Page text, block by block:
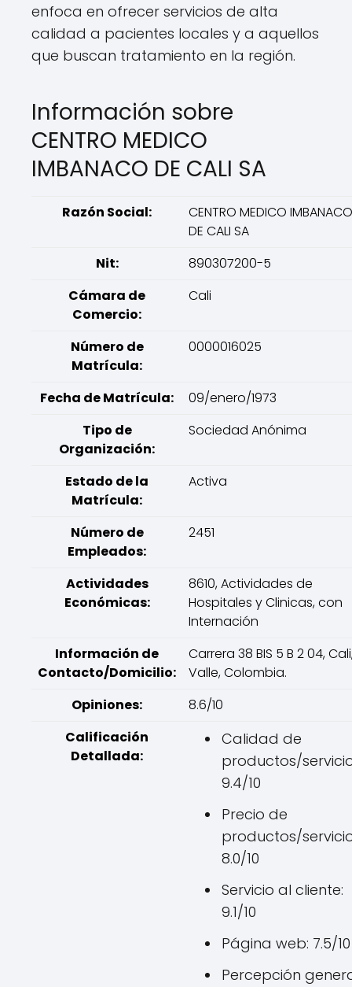
enfoca en ofrecer servicios de alta
calidad a pacientes locales y a aquellos
que buscan tratamiento en la región.
Información sobre
CENTRO MEDICO
IMBANACO DE CALI SA
Razón Social:
CENTRO MEDICO IMBANACO
DE CALI SA
Nit:
890307200-5
Cámara de
Comercio:
Cali
Número de
Matrícula:
0000016025
Fecha de Matrícula:
09/enero/1973
Tipo de
Organización:
Sociedad Anónima
Estado de la
Matrícula:
Activa
Número de
Empleados:
2451
Actividades
Económicas:
8610, Actividades de
Hospitales y Clinicas, con
Internación
Información de
Contacto/Domicilio:
Carrera 38 BIS 5 B 2 04,
Valle, Colombia.
Opiniones:
8.6/10
Calificación
Detallada:
Calidad de
productos/
9.4/10
Precio de
productos/
8.0/10
Servicio al cliente:
9.1/10
Página web: 7.5/10
Percepción